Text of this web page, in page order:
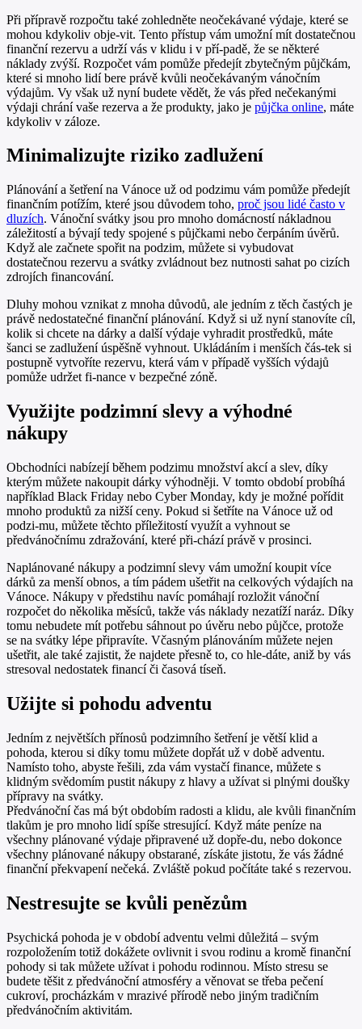
Při přípravě rozpočtu také zohledněte neočekávané výdaje, které se
mohou kdykoliv obje-vit. Tento přístup vám umožní mít dostatečnou
finanční rezervu a udrží vás v klidu i v pří-padě, že se některé
náklady zvýší. Rozpočet vám pomůže předejít zbytečným půjčkám,
které si mnoho lidí bere právě kvůli neočekávaným vánočním
výdajům. Vy však už nyní budete vědět, že vás před nečekanými
výdaji chrání vaše rezerva a že produkty, jako je půjčka online, máte
kdykoliv v záloze.
Minimalizujte riziko zadlužení
Plánování a šetření na Vánoce už od podzimu vám pomůže předejít
finančním potížím, které jsou důvodem toho, proč jsou lidé často v
dluzích. Vánoční svátky jsou pro mnoho domácností nákladnou
záležitostí a bývají tedy spojené s půjčkami nebo čerpáním úvěrů.
Když ale začnete spořit na podzim, můžete si vybudovat
dostatečnou rezervu a svátky zvládnout bez nutnosti sahat po cizích
zdrojích financování.
Dluhy mohou vznikat z mnoha důvodů, ale jedním z těch častých je
právě nedostatečné finanční plánování. Když si už nyní stanovíte cíl,
kolik si chcete na dárky a další výdaje vyhradit prostředků, máte
šanci se zadlužení úspěšně vyhnout. Ukládáním i menších čás-tek si
postupně vytvoříte rezervu, která vám v případě vyšších výdajů
pomůže udržet fi-nance v bezpečné zóně.
Využijte podzimní slevy a výhodné
nákupy
Obchodníci nabízejí během podzimu množství akcí a slev, díky
kterým můžete nakoupit dárky výhodněji. V tomto období probíhá
například Black Friday nebo Cyber Monday, kdy je možné pořídit
mnoho produktů za nižší ceny. Pokud si šetříte na Vánoce už od
podzi-mu, můžete těchto příležitostí využít a vyhnout se
předvánočnímu zdražování, které při-chází právě v prosinci.
Naplánované nákupy a podzimní slevy vám umožní koupit více
dárků za menší obnos, a tím pádem ušetřit na celkových výdajích na
Vánoce. Nákupy v předstihu navíc pomáhají rozložit vánoční
rozpočet do několika měsíců, takže vás náklady nezatíží naráz. Díky
tomu nebudete mít potřebu sáhnout po úvěru nebo půjčce, protože
se na svátky lépe připravíte. Včasným plánováním můžete nejen
ušetřit, ale také zajistit, že najdete přesně to, co hle-dáte, aniž by vás
stresoval nedostatek financí či časová tíseň.
Užijte si pohodu adventu
Jedním z největších přínosů podzimního šetření je větší klid a
pohoda, kterou si díky tomu můžete dopřát už v době adventu.
Namísto toho, abyste řešili, zda vám vystačí finance, můžete s
klidným svědomím pustit nákupy z hlavy a užívat si plnými doušky
přípravy na svátky.
Předvánoční čas má být obdobím radosti a klidu, ale kvůli finančním
tlakům je pro mnoho lidí spíše stresující. Když máte peníze na
všechny plánované výdaje připravené už dopře-du, nebo dokonce
všechny plánované nákupy obstarané, získáte jistotu, že vás žádné
finanční překvapení nečeká. Zvláště pokud počítáte také s rezervou.
Nestresujte se kvůli penězům
Psychická pohoda je v období adventu velmi důležitá – svým
rozpoložením totiž dokážete ovlivnit i svou rodinu a kromě finanční
pohody si tak můžete užívat i pohodu rodinnou. Místo stresu se
budete těšit z předvánoční atmosféry a věnovat se třeba pečení
cukroví, procházkám v mrazivé přírodě nebo jiným tradičním
předvánočním aktivitám.